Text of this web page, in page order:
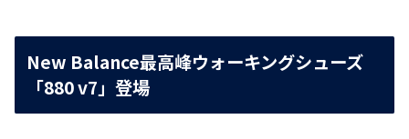
New Balance最高峰ウォーキングシューズ
「880 v7」登場